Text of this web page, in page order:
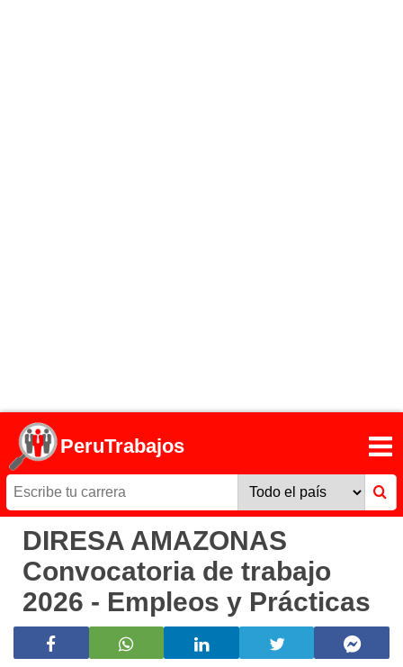
PeruTrabajos
DIRESA AMAZONAS
Convocatoria de trabajo
2026 - Empleos y Prácticas